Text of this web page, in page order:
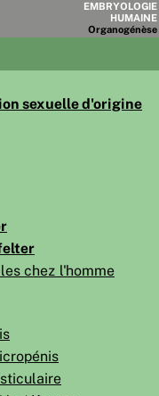
EMBRYOLOGIE
HUMAINE
Organogénèse
Module21
CHAPITRES
GÉNÈSE
GÉNÈSE
sexuelle d'origine
chez l'homme